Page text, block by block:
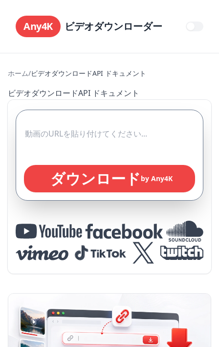
Any4K ビデオダウンローダー
ホーム/ビデオダウンロードAPI ドキュメント
ビデオダウンロードAPI ドキュメント
ダウンロード by Any4K